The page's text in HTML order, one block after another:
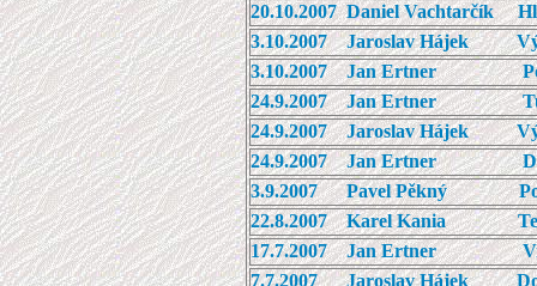
20.10.2007 Daniel Vachtarčík
3.10.2007 Jaroslav Hájek
3.10.2007 Jan Ertner
24.9.2007 Jan Ertner
24.9.2007 Jaroslav Hájek
24.9.2007 Jan Ertner Další
3.9.2007 Pavel Pěkný
22.8.2007 Karel Kania
17.7.2007 Jan Ertner
7.7.2007 Jaroslav Hájek